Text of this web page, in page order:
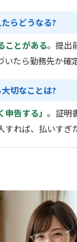
らどうなる?
ことがある。提出
たら勤務先か確
切なことは?
申告する」。証明
れば、払いすぎ